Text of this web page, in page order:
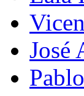
José